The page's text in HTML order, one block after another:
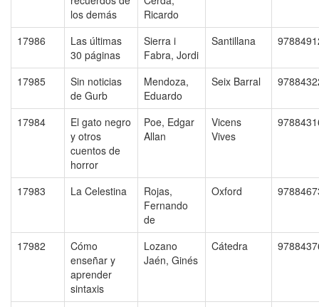
los demás
Ricardo
17986
Las últimas
30 páginas
Sierra i
Fabra, Jordi
Santillana
17985
Sin noticias
de Gurb
Mendoza,
Eduardo
Seix Barral
17984
El gato negro
y otros
cuentos de
horror
Poe, Edgar
Allan
Vicens
Vives
17983 La Celestina
Rojas,
Fernando
de
Oxford
17982
Cómo
enseñar y
aprender
sintaxis
Lozano
Jaén, Ginés
Cátedra